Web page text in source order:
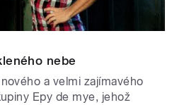
nebe
a velmi zajímavého
Epy de mye, jehož